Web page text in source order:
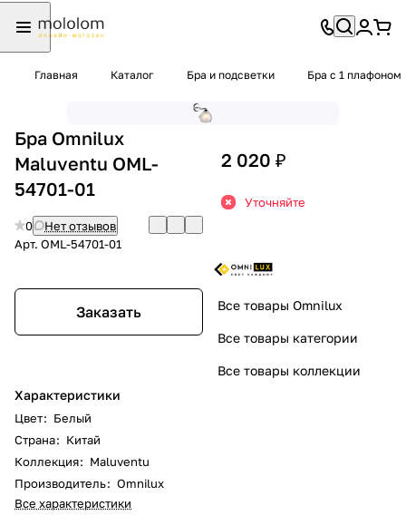
Главная Каталог Бра и подсветки Бра с 1 плафоном
Бра Omnilux
Maluventu OML-
54701-01
0
Нет отзывов
Арт. OML-54701-01
Заказать
Характеристики
Цвет: Белый
Страна: Китай
Коллекция: Maluventu
Производитель: Omnilux
Все характеристики
2 020 ₽
Уточняйте
Все товары Omnilux
Все товары категории
Все товары коллекции